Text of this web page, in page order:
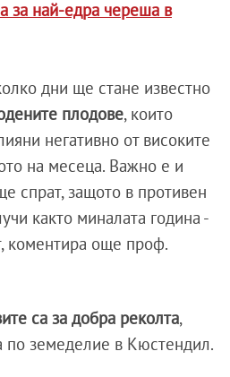
за най-едра череша в
дни ще стане известно
плодове, които
негативно от високите
на месеца. Важно е и
спрат, защото в противен
както миналата година -
коментира още проф.
са за добра реколта,
по земеделие в Кюстендил.